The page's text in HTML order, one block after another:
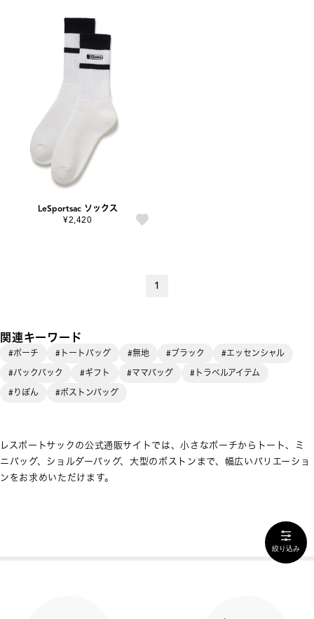
LeSportsac ソックス
¥2,420
1
関連キーワード
#ポーチ #トートバッグ #無地 #ブラック
#エッセンシャル
#バックパック
#ギフト #ママバッグ
#トラベルアイテム
#りぼん
#ボストンバッグ
レスポートサックの公式通販サイトでは、小さなポーチからトート、ミ
ニバッグ、ショルダーバッグ、大型のボストンまで、幅広いバリエーショ
ンをお求めいただけます。
絞り込み